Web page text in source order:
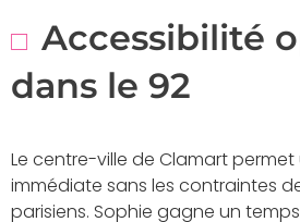
Accessibilité
dans le 92
Le centre-ville de Clamart
immédiate sans les contraintes
parisiens. Sophie gagne un